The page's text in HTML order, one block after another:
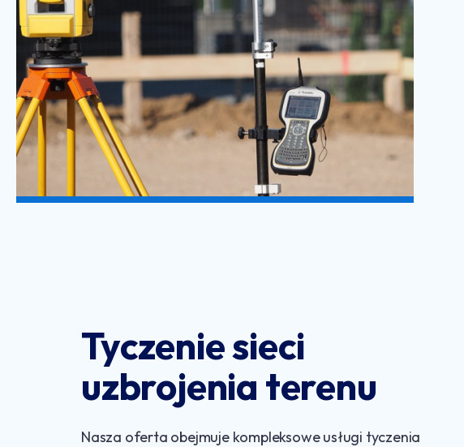
Tyczenie sieci
uzbrojenia terenu
Nasza oferta obejmuje kompleksowe usługi tyczenia